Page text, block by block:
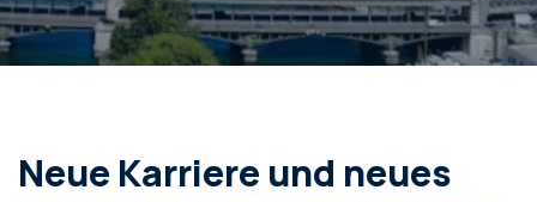
Neue Karriere und neues